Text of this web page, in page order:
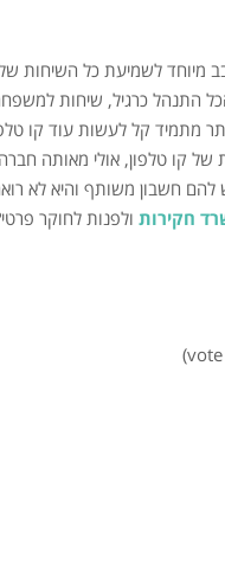
מיוחד לשמיעת כל השיחות
התנהל כרגיל, שיחות
מתמיד קל לעשות עוד קו
קו טלפון, אולי מאותה
להם חשבון משותף והיא לא
חקירות ולפנות לחוקר